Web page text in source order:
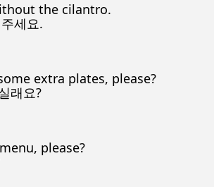
the cilantro.
세요.
extra plates, please?
래요?
please?